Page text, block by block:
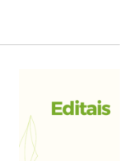
FAPEG
para